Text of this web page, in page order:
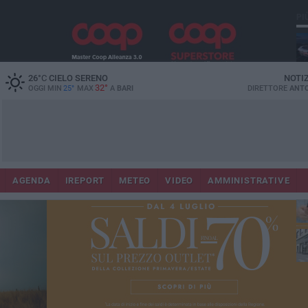
26°CCIELO SERENO
OGGI MIN 25° MAX 32° A BARI DIRETTORE
AGENDA IREPORT METEO VIDEO AMMINISTRATIVE